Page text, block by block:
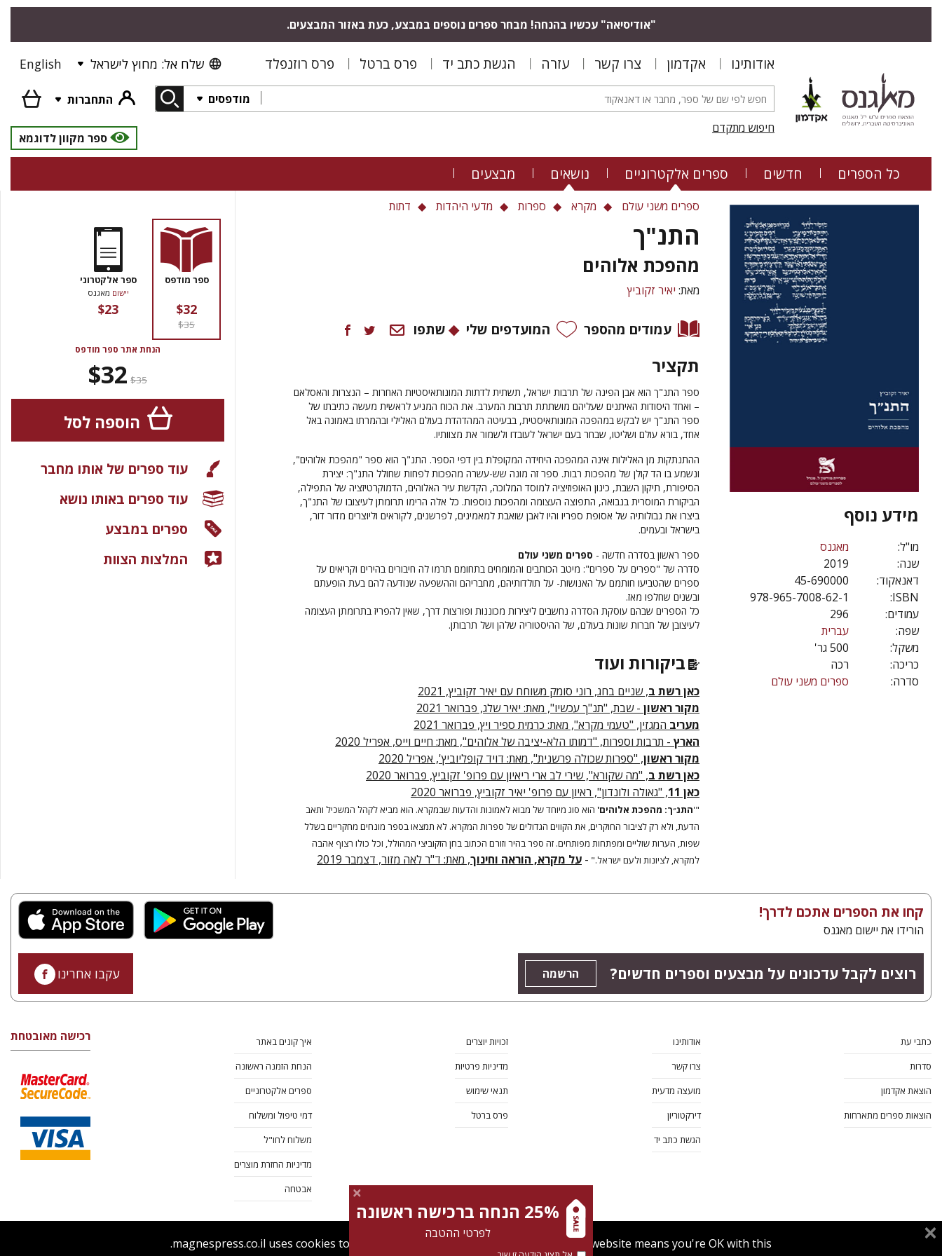
"אודיסיאה" עכשיו בהנחה! מבחר ספרים נוספים במבצע, כעת באזור המבצעים.
אודותינו אקדמון צרו קשר עזרה הגשת כתב יד פרס ברטל פרס רוזנפלד שלח אל: מחוץ לישראל English
מודפסים
התחברות
חיפוש מתקדם
ספר מקוון לדוגמא
כל הספרים חדשים ספרים אלקטרוניים נושאים מבצעים
מידע נוסף
מו"ל:
מאגנס
שנה:
2019
דאנאקוד:
45-690000
ISBN:
978-965-7008-62-1
עמודים:
296
שפה:
עברית
משקל:
500 גר'
כריכה:
רכה
סדרה:
ספרים משני עולם
ספרים משני עולם מקרא ספרות מדעי היהדות דתות
התנ"ך
מהפכת אלוהים
מאת: יאיר זקוביץ
עמודים מהספר המועדפים שלי שתפו
תקציר
ספר התנ"ך הוא אבן הפינה של תרבות ישראל, תשתית לדתות המונותאיסטיות האחרות – הנצרות והאסלאם
– ואחד היסודות האיתנים שעליהם מושתתת תרבות המערב. את הכוח המניע לראשית מעשה כתיבתו של
ספר התנ"ך יש לבקש במהפכה המונותאיסטית, בבעיטה המהדהדת בעולם האלילי ובהמרתו באמונה באל
אחד, בורא עולם ושליטו, שבחר בעם ישראל לעובדו ולשמור את מצוותיו.
ההתנתקות מן האלילות אינה המהפכה היחידה המקופלת בין דפי הספר. התנ"ך הוא ספר "מהפכת אלוהים",
ונשמע בו הד קולן של מהפכות רבות. ספר זה מונה שש-עשרה מהפכות לפחות שחולל התנ"ך: יצירת
הסיפורת, תיקון השבת, כינון האופוזיציה למוסד המלוכה, הקדשת עיר האלוהים, הדמוקרטיזציה של התפילה,
הביקורת המוסרית בנבואה, התפוצה העצומה ומהפכות נוספות. כל אלה הרימו תרומתן לעיצובו של התנ"ך,
ביצרו את גבולותיה של אסופת ספריו והיו לאבן שואבת למאמינים, לפרשנים, לקוראים וליוצרים מדור דור,
בישראל ובעמים.
ספר ראשון בסדרה חדשה - ספרים משני עולם
סדרה של "ספרים על ספרים": מיטב הכותבים והמומחים בתחומם תרמו לה חיבורים בהירים וקריאים על
ספרים שהטביעו חותמם על האנושות- על תולדותיהם, מחבריהם וההשפעה שנודעה להם בעת הופעתם
ובשנים שחלפו מאז.
כל הספרים שבהם עוסקת הסדרה נחשבים ליצירות מכוננות ופורצות דרך, שאין להפריז בתרומתן העצומה
לעיצובן של חברות שונות בעולם, של ההיסטוריה שלהן ושל תרבותן.
ביקורות ועוד
כאן רשת ב, שניים בחג, רוני סומק משוחח עם יאיר זקוביץ, 2021
מקור ראשון - שבת, "תנ"ך עכשיו", מאת: יאיר שלג, פברואר 2021
מעריב המגזין, "טעמי מקרא", מאת: כרמית ספיר ויץ, פברואר 2021
הארץ - תרבות וספרות, "דמותו הלא-יציבה של אלוהים", מאת: חיים וייס, אפריל 2020
מקור ראשון, "ספרות שכולה פרשנית", מאת: דויד קופליוביץ', אפריל 2020
כאן רשת ב, "מה שקורא", שירי לב ארי ריאיון עם פרופ' זקוביץ, פברואר 2020
כאן 11
, "גאולה ולונדון", ראיון עם פרופ' יאיר זקוביץ, פברואר 2020
"'התנ״ך: מהפכת אלוהים' הוא סוג מיוחד של מבוא לאמונות והדעות שבמקרא. הוא מביא לקהל המשכיל ותאב
הדעת, ולא רק לציבור החוקרים, את הקווים הגדולים של ספרות המקרא. לא תמצאו בספר מונחים מחקריים בשלל
שפות, הערות שוליים ומפתחות מפותחים. זה ספר בהיר וזורם הכתוב בחן הזקוביצי המהולל, וכל כולו רצוף אהבה
למקרא, לציונות ולעם ישראל." - על מקרא, הוראה וחינוך, מאת: ד"ר לאה מזור, דצמבר 2019
ספר מודפס
$32
$35
ספר אלקטרוני
יישום מאגנס
$23
הנחת אתר ספר מודפס
$35
$32
הוספה לסל
עוד ספרים של אותו מחבר
עוד ספרים באותו נושא
ספרים במבצע
המלצות הצוות
קחו את הספרים אתכם לדרך!
הורידו את יישום מאגנס
רוצים לקבל עדכונים על מבצעים וספרים חדשים? הרשמה עקבו אחרינו
כתבי עת
סדרות
הוצאת אקדמון
הוצאות ספרים מתארחות
אודותינו
צרו קשר
מועצה מדעית
דירקטוריון
הגשת כתב יד
זכויות יוצרים
מדיניות פרטיות
תנאי שימוש
פרס ברטל
איך קונים באתר
הנחת הזמנה ראשונה
ספרים אלקטרוניים
דמי טיפול ומשלוח
משלוח לחו"ל
מדיניות החזרת מוצרים
אבטחה
רכישה מאובטחת
magnespress.co.il uses cookies to give you the best user experience. Using this website means you're OK with this.
25% הנחה ברכישה ראשונה
לפרטי ההטבה